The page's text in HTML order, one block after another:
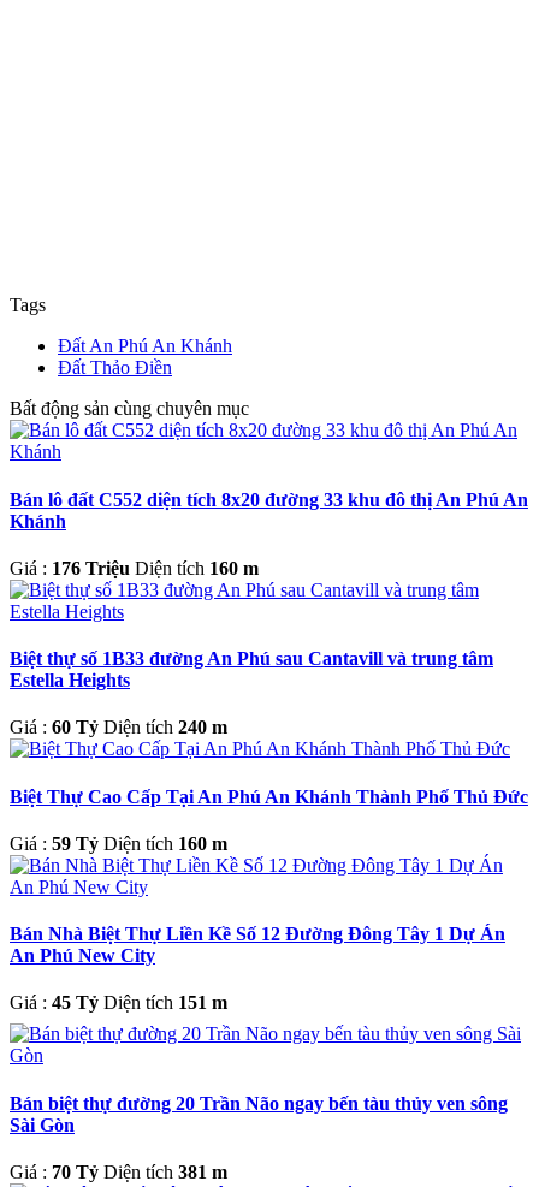
Tags
Đất An Phú An Khánh
Đất Thảo Điền
Bất động sản cùng chuyên mục
Bán lô đất C552 diện tích 8x20 đường 33 khu đô thị An Phú An
Khánh
Giá : 176 Triệu Diện tích 160 m
Biệt thự số 1B33 đường An Phú sau Cantavill và trung tâm
Estella Heights
Giá : 60 Tỷ Diện tích 240 m
Biệt Thự Cao Cấp Tại An Phú An Khánh Thành Phố Thủ Đức
Giá : 59 Tỷ Diện tích 160 m
Bán Nhà Biệt Thự Liền Kề Số 12 Đường Đông Tây 1 Dự Án
An Phú New City
Giá : 45 Tỷ Diện tích 151 m
Bán biệt thự đường 20 Trần Não ngay bến tàu thủy ven sông
Sài Gòn
Giá : 70 Tỷ Diện tích 381 m